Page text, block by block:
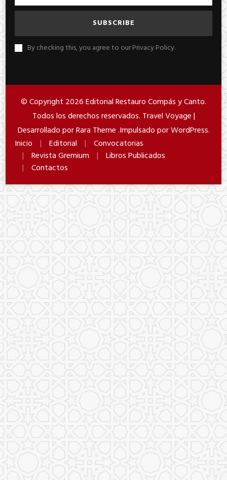
By checking this, you agree to our Privacy Policy.
© Copyright 2026Editorial Restauro Compás y Canto.
Todos los derechos reservados. Travel Voyage |
Desarrollado porRara Theme.Impulsado porWordPress.
Inicio
Editorial
Convocatorias
Revista Gremium
Libros Publicados
Contactos